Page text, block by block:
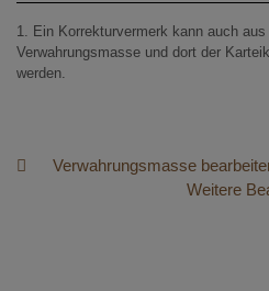
1. Ein Korrekturvermerk kann auch
Verwahrungsmasse und dort der
werden.
Verwahrungsmasse
Weitere